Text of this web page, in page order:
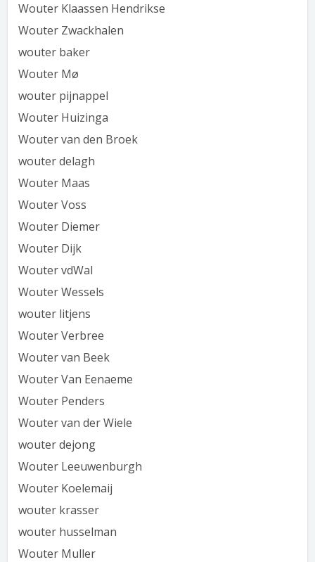
Wouter Klaassen Hendrikse
Wouter Zwackhalen
wouter baker
Wouter Mø
wouter pijnappel
Wouter Huizinga
Wouter van den Broek
wouter delagh
Wouter Maas
Wouter Voss
Wouter Diemer
Wouter Dijk
Wouter vdWal
Wouter Wessels
wouter litjens
Wouter Verbree
Wouter van Beek
Wouter Van Eenaeme
Wouter Penders
Wouter van der Wiele
wouter dejong
Wouter Leeuwenburgh
Wouter Koelemaij
wouter krasser
wouter husselman
Wouter Muller